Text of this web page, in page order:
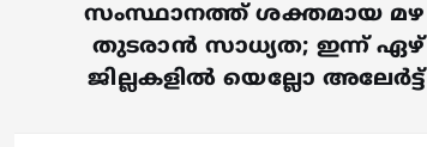
സംസ്ഥാനത്ത് ശക്തമായ മഴ
തുടരാൻ സാധ്യത; ഇന്ന് ഏഴ്
ജില്ലകളിൽ യെല്ലോ അലേർട്ട്